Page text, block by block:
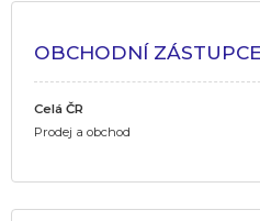
OBCHODNÍ
Celá ČR
Prodej a obchod